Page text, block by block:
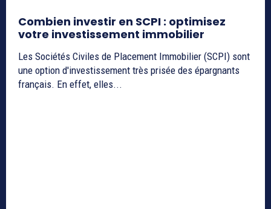
Combien investir en SCPI : optimisez
votre investissement immobilier
Les Sociétés Civiles de Placement Immobilier (SCPI) sont
une option d'investissement très prisée des épargnants
français. En effet, elles...